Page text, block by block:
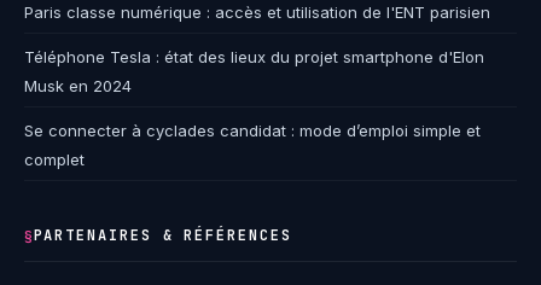
Paris classe numérique : accès et utilisation de l'ENT parisien
Téléphone Tesla : état des lieux du projet smartphone d'Elon
Musk en 2024
Se connecter à cyclades candidat : mode d’emploi simple et
complet
§PARTENAIRES & RÉFÉRENCES